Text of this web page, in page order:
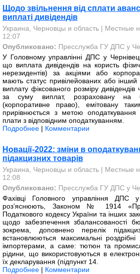
Щодо звільнення від сплати
виплаті дивідендів
Украина, Черновцы и область | Местные
12:07
Опубликовано: Пресслужба ГУ ДПС у
У Головному управлінні ДПС у
що виплата дивідендів на користь
нерезидентів) за акціями або
мають статус привілейованих або
виплату фіксованого розміру
за суму виплат, розраховану на
(корпоративне право), емітовану
прирівнюється з метою оподаткування
плати з відповідним оподаткуванням.
Подробнее | Комментарии
Новації-2022: зміни в
підакцизних товарів
Украина, Черновцы и область | Местные
12:08
Опубликовано: Пресслужба ГУ ДПС у
Фахівці Головного управління ДПС у
роз’яснюють, Законом № 1914
Податкового кодексу України та інших
щодо забезпечення збалансованості
зокрема, доповнено перелік
встановлюються максимальні
імпортерами, а саме: тютюн та
рідини, що використовуються в
їх декларування (підпункт 14.
Подробнее | Комментарии